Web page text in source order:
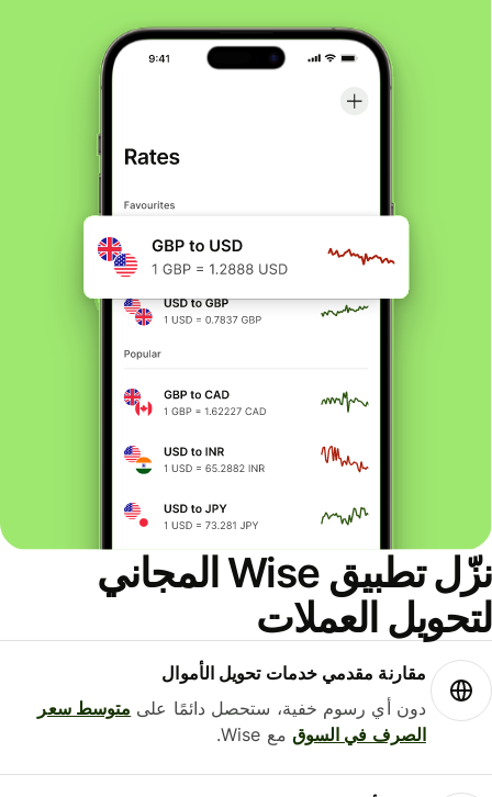
نزّل تطبيق Wise المجاني
العملات
مقارنة مقدمي خدمات تحويل الأموال
دون أي رسوم خفية، ستحصل دائمًا علىمتوسط ​​سعر
الصرف في السوقمع Wise.